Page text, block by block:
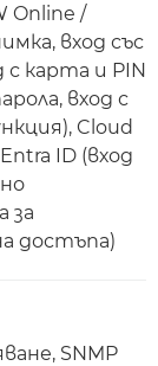
Online /
вход със
с карта и PIN
вход с
Cloud
ID (вход
за
достъпа)
SNMP